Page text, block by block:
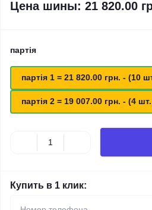
Цена шины: 21 820.00
партія
партія 1 = 21 820.00 грн. - (10
партія 2 = 19 007.00 грн. - (4
Купить в 1 клик: